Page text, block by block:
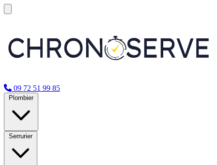
09 72 51 99 85
Plombier
Serrurier